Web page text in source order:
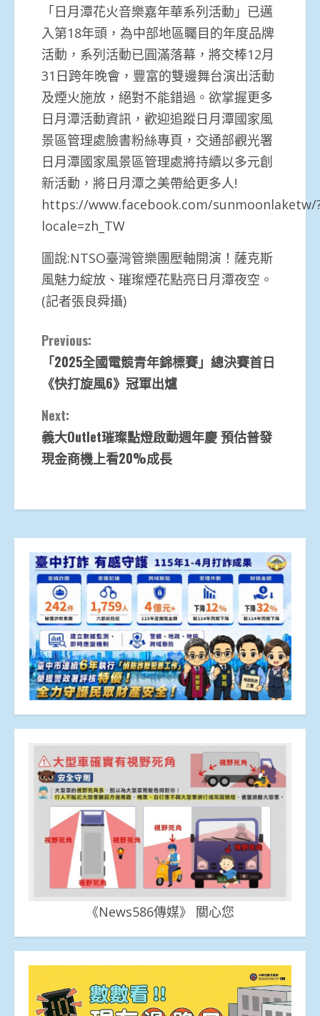
「日月潭花火音樂嘉年華系列活動」已邁
入第18年頭，為中部地區矚目的年度品牌
活動，系列活動已圓滿落幕，將交棒12月
31日跨年晚會，豐富的雙邊舞台演出活動
及煙火施放，絕對不能錯過。欲掌握更多
日月潭活動資訊，歡迎追蹤日月潭國家風
景區管理處臉書粉絲專頁，交通部觀光署
日月潭國家風景區管理處將持續以多元創
新活動，將日月潭之美帶給更多人!
https://www.facebook.com/sunmoonlaketw/
locale=zh_TW
圖說:NTSO臺灣管樂團壓軸開演！薩克斯
風魅力綻放、璀璨煙花點亮日月潭夜空。
(記者張良舜攝)
Continue
Reading
Previous:
「2025全國電競青年錦標賽」總決賽首日
《快打旋風6》冠軍出爐
Next:
義大Outlet璀璨點燈啟動週年慶 預估普發
現金商機上看20%成長
《News586傳媒》 關心您